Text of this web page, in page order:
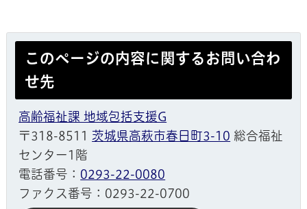
このページの内容に関するお問い合わ
せ先
高齢福祉課 地域包括支援G
〒318-8511 茨城県高萩市春日町3-10 総合福祉
センター1階
電話番号： 0293-22-0080
ファクス番号：0293-22-0700